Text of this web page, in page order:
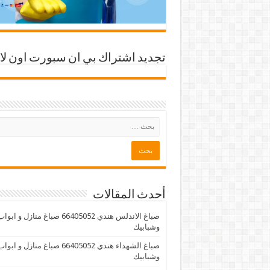
تجديد اشتراك بي ان سبورت اون
أحدث المقالات
صباغ الاندلس هندي 66405052 صباغ منازل و
وشبابيك
صباغ الشهداء هندي 66405052 صباغ منازل و
وشبابيك